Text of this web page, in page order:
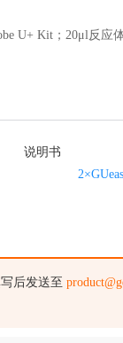
U+ Kit；20μl反应
说明书
后发送至